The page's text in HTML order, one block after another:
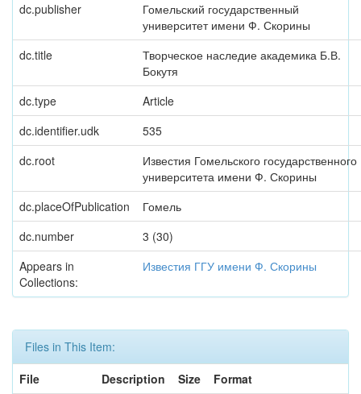
dc.publisher
Гомельский государственный
университет имени Ф. Скорины
dc.title
Творческое наследие академика Б.В.
Бокутя
dc.type
Article
dc.identifier.udk
535
dc.root
Известия Гомельского государственного
университета имени Ф. Скорины
dc.placeOfPublication
Гомель
dc.number
3 (30)
Appears in
Collections:
Известия ГГУ имени Ф. Скорины
Files in This Item:
File
Description Size
Format